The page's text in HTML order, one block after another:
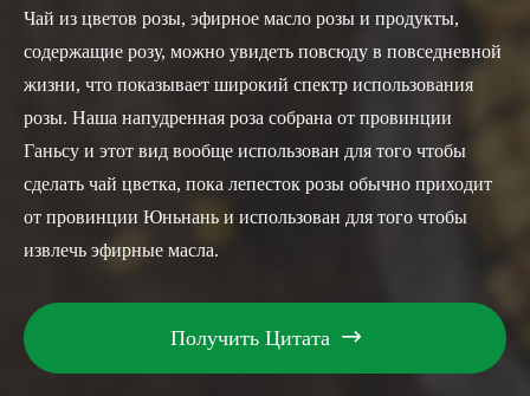
Чай из цветов розы, эфирное масло розы и продукты,
содержащие розу, можно увидеть повсюду в повседневной
жизни, что показывает широкий спектр использования
розы. Наша напудренная роза собрана от провинции
Ганьсу и этот вид вообще использован для того чтобы
сделать чай цветка, пока лепесток розы обычно приходит
от провинции Юньнань и использован для того чтобы
извлечь эфирные масла.
Получить Цитата 